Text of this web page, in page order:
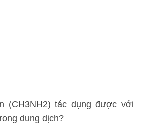
(CH3NH2) tác dụng được với
dung dịch?